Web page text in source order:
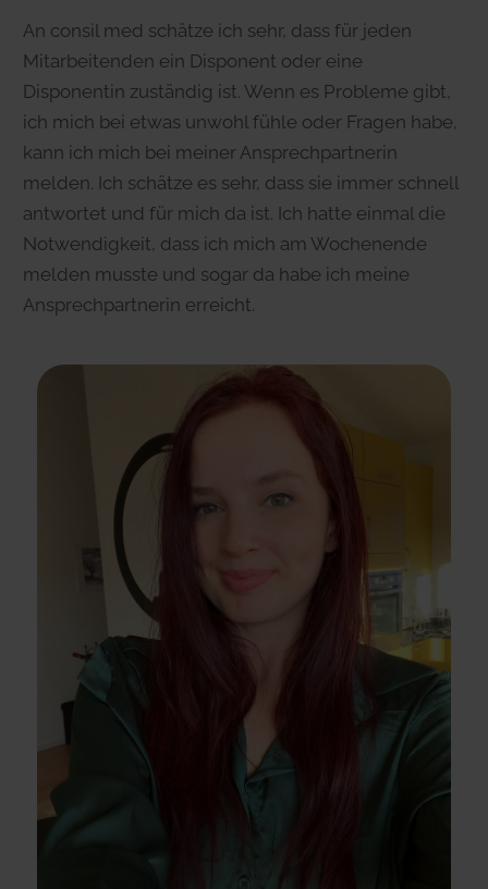
An consil med schätze ich sehr, dass für jeden
Mitarbeitenden ein Disponent oder eine
Disponentin zuständig ist. Wenn es Probleme gibt,
ich mich bei etwas unwohl fühle oder Fragen habe,
kann ich mich bei meiner Ansprechpartnerin
melden. Ich schätze es sehr, dass sie immer schnell
antwortet und für mich da ist. Ich hatte einmal die
Notwendigkeit, dass ich mich am Wochenende
melden musste und sogar da habe ich meine
Ansprechpartnerin erreicht.